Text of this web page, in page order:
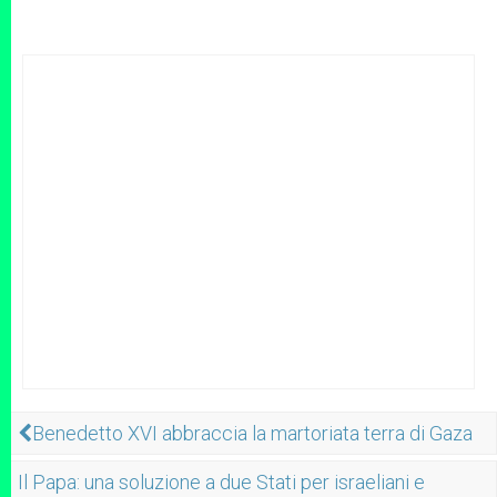
Benedetto XVI abbraccia la martoriata terra di Gaza
Il Papa: una soluzione a due Stati per israeliani e